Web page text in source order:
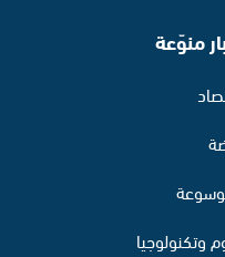
منوّعة
وتكنولوجيا